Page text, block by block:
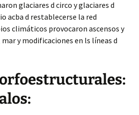
glaciares d circo y glaciares d
acba d restablecerse la red
climáticos provocaron ascensos y
y modificaciones en ls líneas d